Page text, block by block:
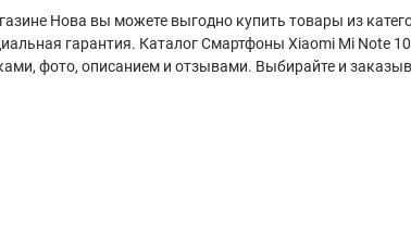
Нова вы можете выгодно купить товары из
гарантия. Каталог Смартфоны Xiaomi Mi Note
фото, описанием и отзывами. Выбирайте и